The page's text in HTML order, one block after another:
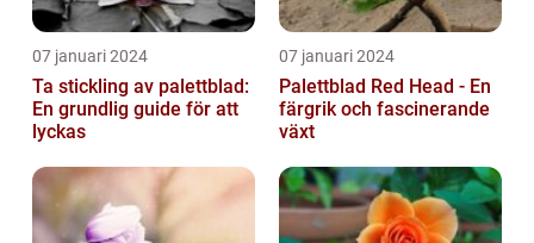
07 januari 2024
Ta stickling av palettblad:
En grundlig guide för att
lyckas
07 januari 2024
Palettblad Red Head - En
färgrik och fascinerande
växt